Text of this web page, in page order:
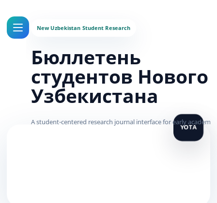
Бюллетень
студентов Нового
Узбекистана